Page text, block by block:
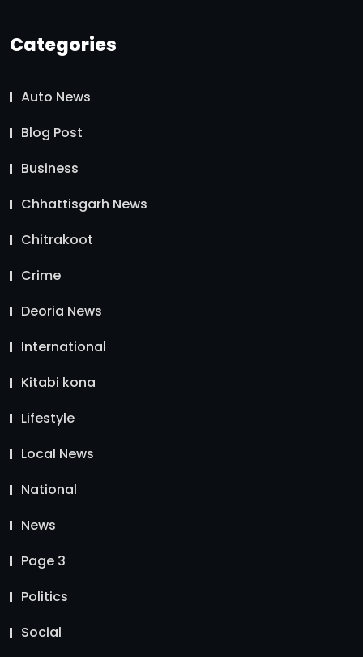
Categories
Auto News
Blog Post
Business
Chhattisgarh News
Chitrakoot
Crime
Deoria News
International
Kitabi kona
Lifestyle
Local News
National
News
Page 3
Politics
Social